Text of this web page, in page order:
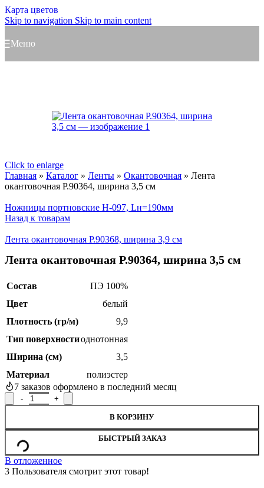
Карта цветов
Skip to navigation Skip to main content
Меню
Click to enlarge
Главная » Каталог » Ленты » Окантовочная » Лента
окантовочная Р.90364, ширина 3,5 см
Ножницы портновские H-097, Lн=190мм
Назад к товарам
Лента окантовочная Р.90368, ширина 3,9 см
Лента окантовочная Р.90364, ширина 3,5 см
Состав
ПЭ 100%
Цвет
белый
Плотность (гр/м)
9,9
Тип поверхностиоднотонная
Ширина (см)
3,5
Материал
полиэстер
7 заказов оформлено в последний месяц
Количество товара Лента окантовочная Р.90364, ширина 3,5 см
В КОРЗИНУ
БЫСТРЫЙ ЗАКАЗ
В отложенное
3 Пользователя смотрит этот товар!